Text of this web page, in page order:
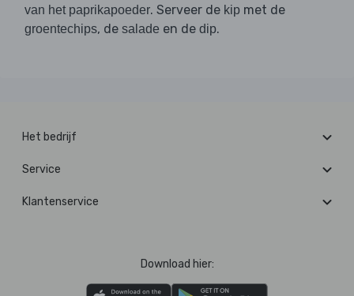
van het paprikapoeder. Serveer de kip met de
groentechips, de salade en de dip.
Het bedrijf
Service
Klantenservice
Download hier: